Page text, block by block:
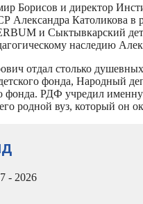
Борисов и директор
Католикова в
и Сыктывкарский
наследию
отдал столько
фонда, Народный
РДФ учредил
родной вуз, который он
- 2026